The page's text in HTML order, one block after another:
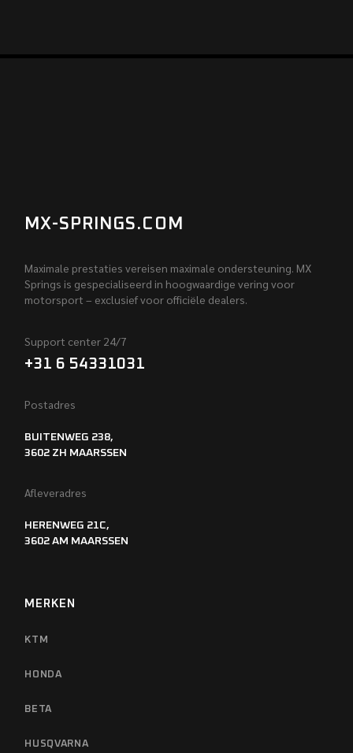
MX-SPRINGS.COM
Maximale prestaties vereisen maximale ondersteuning. MX
Springs is gespecialiseerd in hoogwaardige vering voor
motorsport – exclusief voor officiële dealers.
Support center 24/7
+31 6 54331031
Postadres
BUITENWEG 238,
3602 ZH MAARSSEN
Afleveradres
HERENWEG 21C,
3602 AM MAARSSEN
MERKEN
KTM
HONDA
BETA
HUSQVARNA